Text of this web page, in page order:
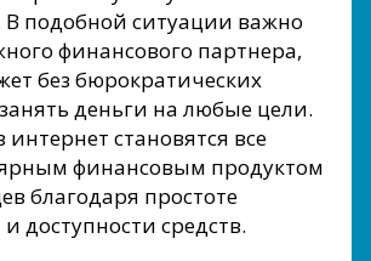
В подобной ситуации важно
финансового партнера,
без бюрократических
деньги на любые цели.
становятся все
финансовым продуктом
благодаря простоте
доступности средств.